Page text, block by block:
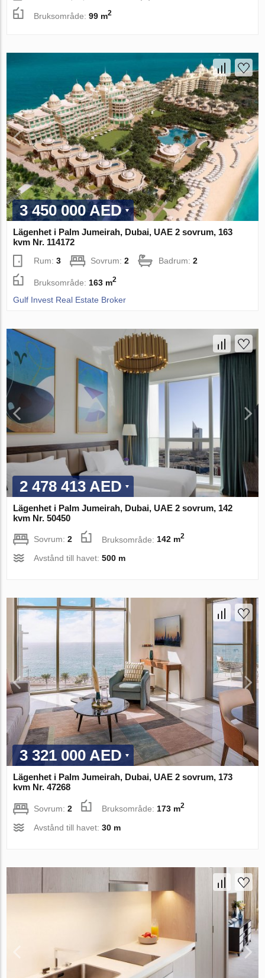
Bruksområde:99 m2
3 450 000 AED
Lägenhet i Palm Jumeirah, Dubai, UAE 2 sovrum, 163
kvm Nr. 114172
Rum:3 Sovrum:2 Badrum:2
Bruksområde: 163 m2
Gulf Invest Real Estate Broker
2 478 413 AED
Lägenhet i Palm Jumeirah, Dubai, UAE 2 sovrum, 142
kvm Nr. 50450
Sovrum:2 Bruksområde:142 m2
Avstånd till havet:500 m
3 321 000 AED
Lägenhet i Palm Jumeirah, Dubai, UAE 2 sovrum, 173
kvm Nr. 47268
Sovrum:2 Bruksområde: 173 m2
Avstånd till havet:30 m